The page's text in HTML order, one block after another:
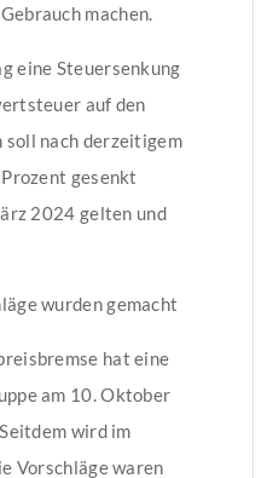
machen.
eine Steuersenkung
auf den
soll nach derzeitigem
gesenkt
2024 gelten und
wurden gemacht
hat eine
am 10. Oktober
wird im
Vorschläge waren